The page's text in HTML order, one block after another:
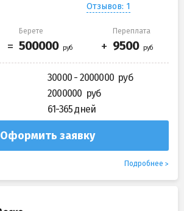
Отзывов: 1
Берете Переплата
30000 - 2000000
2000000
61-365 дней
Оформить заявку
Подробнее